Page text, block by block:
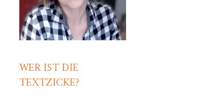
WER IST DIE
TEXTZICKE?